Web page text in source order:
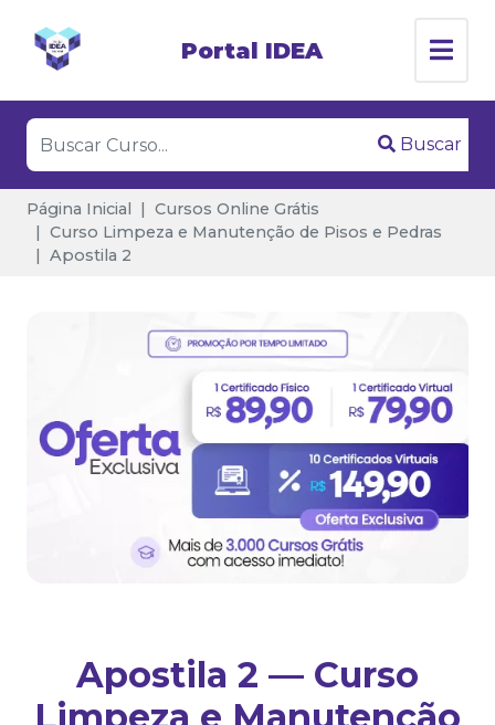
Portal IDEA
Buscar
Página Inicial
Cursos Online Grátis
Curso Limpeza e Manutenção de Pisos e Pedras
Apostila 2
Apostila 2 — Curso